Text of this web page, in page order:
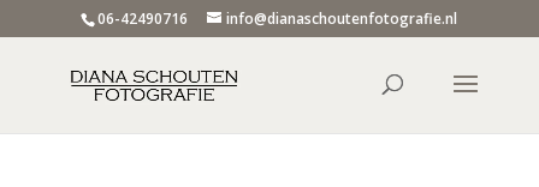
06-42490716 info@dianaschoutenfotografie.nl